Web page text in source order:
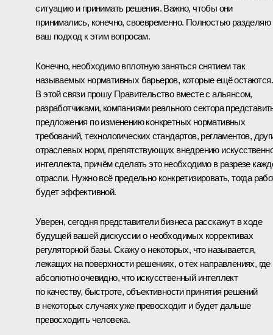
ситуацию и принимать решения. Важно, чтобы они
принимались, конечно, своевременно. Полностью разделяю
ваш подход к этим вопросам.
Конечно, необходимо вплотную заняться снятием так
называемых нормативных барьеров, которые ещё остаются.
В этой связи прошу Правительство вместе с альянсом,
разработчиками, компаниями реального сектора
предложения по изменению конкретных нормативных
требований, технологических стандартов, регламентов,
отраслевых норм, препятствующих внедрению
интеллекта, причём сделать это необходимо в разрезе
отрасли. Нужно всё предельно конкретизировать, тогда
будет эффективной.
Уверен, сегодня представители бизнеса расскажут в ходе
будущей вашей дискуссии о необходимых коррективах
регуляторной базы. Скажу о некоторых, что называется,
лежащих на поверхности решениях, о тех направлениях, где
абсолютно очевидно, что искусственный интеллект
по качеству, быстроте, объективности принятия решений
в некоторых случаях уже превосходит и будет дальше
превосходить человека.